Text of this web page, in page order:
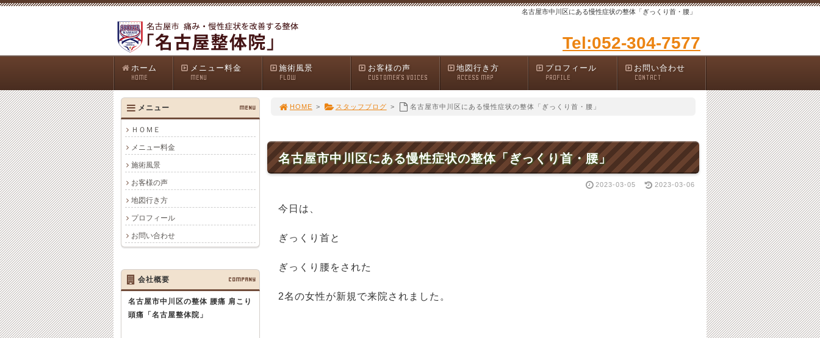
名古屋市中川区にある慢性症状の整体「ぎっくり首・腰」
Tel:052-304-7577
ホーム
HOME
メニュー料金
MENU
施術風景
FLOW
お客様の声
CUSTOMER'S VOICES
地図行き方
ACCESS MAP
プロフィール
PROFILE
お問い合わせ
CONTACT
HOME > スタッフブログ > 名古屋市中川区にある慢性症状の整体「ぎっくり首・腰」
名古屋市中川区にある慢性症状の整体「ぎっくり首・腰」
2023-03-05 2023-03-06
今日は、
ぎっくり首と
ぎっくり腰をされた
2名の女性が新規で来院されました。
メニュー MENU
ＨＯＭＥ
メニュー料金
施術風景
お客様の声
地図行き方
プロフィール
お問い合わせ
会社概要 COMPANY
名古屋市中川区の整体 腰痛 肩こり
頭痛 「名古屋整体院」